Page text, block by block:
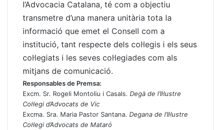
l’Advocacia Catalana, té com a objectiu
transmetre d’una manera unitària tota la
informació que emet el Consell com a
institució, tant respecte dels col·legis i els seus
col·legiats i les seves col·legiades com als
mitjans de comunicació.
Responsables de Premsa:
Excm. Sr. Rogeli Montoliu i Casals. Degà de l’Il·lustre
Col·legi d’Advocats de Vic
Excma. Sra. Maria Pastor Santana. Degana de l’Il·lustre
Col·legi d’Advocats de Mataró